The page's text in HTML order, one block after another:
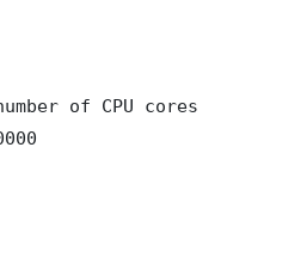
of CPU cores